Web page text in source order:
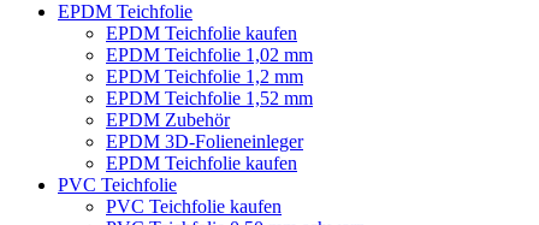
EPDM Teichfolie
EPDM Teichfolie kaufen
EPDM Teichfolie 1,02 mm
EPDM Teichfolie 1,2 mm
EPDM Teichfolie 1,52 mm
EPDM Zubehör
EPDM 3D-Folieneinleger
EPDM Teichfolie kaufen
PVC Teichfolie
PVC Teichfolie kaufen